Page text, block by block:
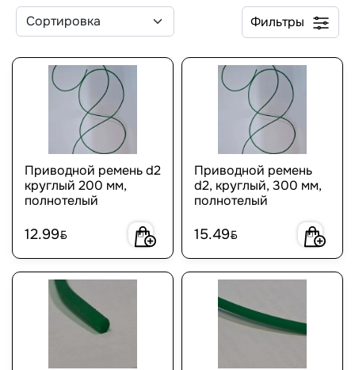
Фильтры
Приводной ремень d2
круглый 200 мм,
полнотелый
12.99BYN
Приводной ремень
d2, круглый, 300 мм,
полнотелый
15.49BYN